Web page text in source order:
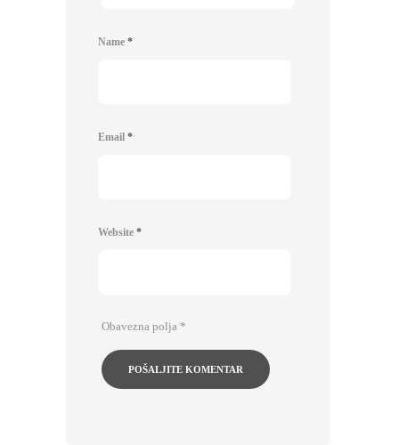
Name *
Email *
Website *
Obavezna polja *